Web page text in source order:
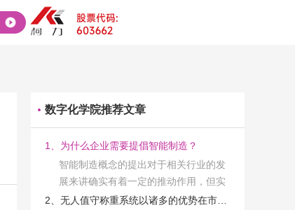
数字化学院推荐文章
1、为什么企业需要提倡智能制造？
智能制造概念的提出对于相关行业的发
展来讲确实有着一定的推动作用，但实
际上在工业发展的过程当中，能够推动